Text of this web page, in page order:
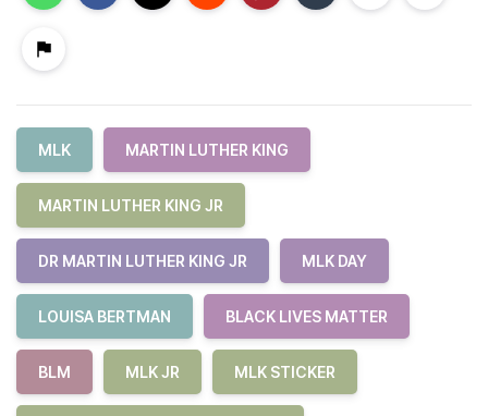
MLK MARTIN LUTHER KING
MARTIN LUTHER KING JR
DR MARTIN LUTHER KING JR MLK DAY
LOUISA BERTMAN BLACK LIVES MATTER
BLM MLK JR MLK STICKER